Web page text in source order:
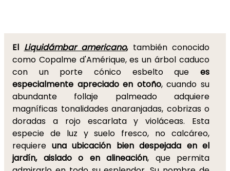
El Liquidámbar americano,también conocido
como Copalme d'Amérique, es un árbol caduco
con un porte cónico esbelto que es
especialmente apreciado en otoño, cuando su
abundante follaje palmeado adquiere
magníficas tonalidades anaranjadas, cobrizas o
doradas a rojo escarlata y violáceas. Esta
especie de luz y suelo fresco, no calcáreo,
requiere una ubicación bien despejada en el
jardín, aislado o en alineación, que permita